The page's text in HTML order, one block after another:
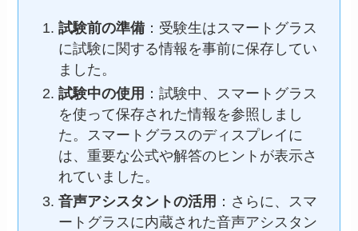
試験前の準備：受験生はスマートグラス
に試験に関する情報を事前に保存してい
ました。
試験中の使用 ：試験中、スマートグラス
を使って保存された情報を参照しまし
た。スマートグラスのディスプレイに
は、重要な公式や解答のヒントが表示さ
れていました。
音声アシスタントの活用 ：さらに、スマ
ートグラスに内蔵された音声アシスタン